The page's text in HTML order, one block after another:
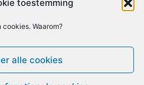
toestemming
Waarom?
alle cookies
op het delen van data
vragen voor Dr. White en
belangenconflicten in
voor medisch